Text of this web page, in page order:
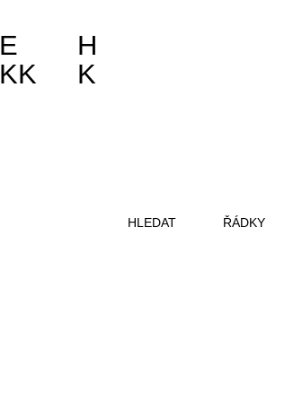
E
KK
H
K
HLEDAT ŘÁDKY